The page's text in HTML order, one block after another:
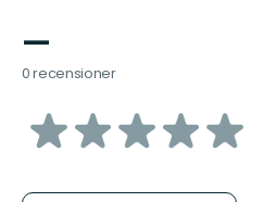
—
0 recensioner
av